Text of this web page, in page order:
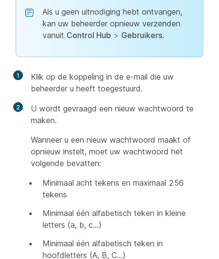
Als u geen uitnodiging hebt ontvangen,
kan uw beheerder opnieuw verzenden
vanuit Control Hub > Gebruikers.
1
Klik op de koppeling in de e-mail die uw
beheerder u heeft toegestuurd.
2
U wordt gevraagd een nieuw wachtwoord te
maken.
Wanneer u een nieuw wachtwoord maakt of
opnieuw instelt, moet uw wachtwoord het
volgende bevatten:
Minimaal acht tekens en maximaal 256
tekens
Minimaal één alfabetisch teken in kleine
letters (a, b, c…)
Minimaal één alfabetisch teken in
hoofdletters (A, B, C…)